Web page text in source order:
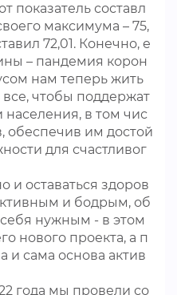
показатель составл
максимума – 75,
72,01. Конечно, е
– пандемия корон
нам теперь жить
чтобы поддержат
в том чис
обеспечив им достой
для счастливог
и оставаться здоров
и бодрым, об
себя нужным - в этом
нового проекта, а п
и сама основа актив
года мы провели со